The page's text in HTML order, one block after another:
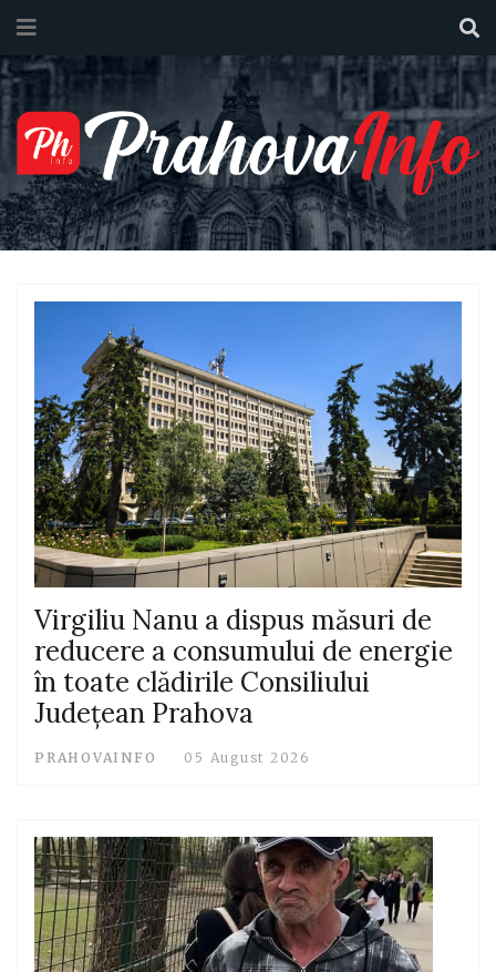
Virgiliu Nanu a dispus măsuri de
reducere a consumului de energie
în toate clădirile Consiliului
Județean Prahova
PRAHOVAINFO 05 August 2026